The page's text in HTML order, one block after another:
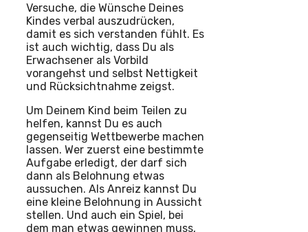
Versuche, die Wünsche Deines
Kindes verbal auszudrücken,
damit es sich verstanden fühlt. Es
ist auch wichtig, dass Du als
Erwachsener als Vorbild
vorangehst und selbst Nettigkeit
und Rücksichtnahme zeigst.
Um Deinem Kind beim Teilen zu
helfen, kannst Du es auch
gegenseitig Wettbewerbe machen
lassen. Wer zuerst eine bestimmte
Aufgabe erledigt, der darf sich
dann als Belohnung etwas
aussuchen. Als Anreiz kannst Du
eine kleine Belohnung in Aussicht
stellen. Und auch ein Spiel, bei
dem man etwas gewinnen muss,